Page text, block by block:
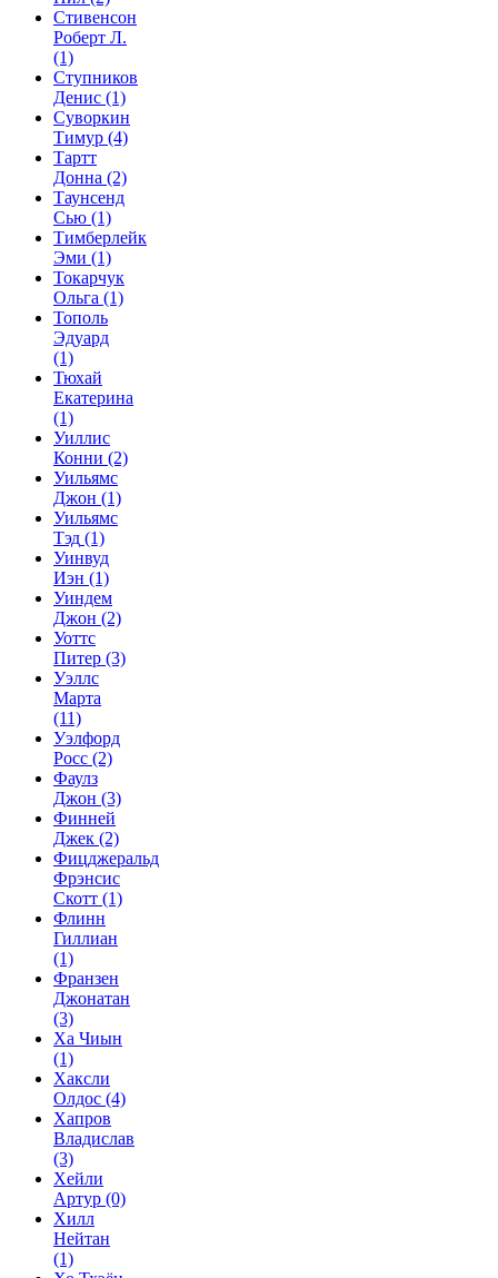
Стивенсон
Роберт Л.
(1)
Ступников
Денис (1)
Суворкин
Тимур (4)
Тартт
Донна (2)
Таунсенд
Сью (1)
Тимберлейк
Эми (1)
Токарчук
Ольга (1)
Тополь
Эдуард
(1)
Тюхай
Екатерина
(1)
Уиллис
Конни (2)
Уильямс
Джон (1)
Уильямс
Тэд (1)
Уинвуд
Иэн (1)
Уиндем
Джон (2)
Уоттс
Питер (3)
Уэллс
Марта
(11)
Уэлфорд
Росс (2)
Фаулз
Джон (3)
Финней
Джек (2)
Фицджеральд
Фрэнсис
Скотт (1)
Флинн
Гиллиан
(1)
Франзен
Джонатан
(3)
Ха Чиын
(1)
Хаксли
Олдос (4)
Хапров
Владислав
(3)
Хейли
Артур (0)
Хилл
Нейтан
(1)